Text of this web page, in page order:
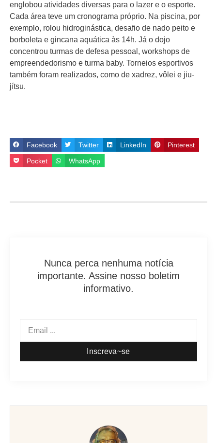
englobou atividades diversas para o lazer e o esporte.
Cada área teve um cronograma próprio. Na piscina, por
exemplo, rolou hidroginástica, desafio de nado peito e
borboleta e gincana aquática às 14h. Já o dojo
concentrou turmas de defesa pessoal, workshops de
empreendedorismo e turma baby. Torneios esportivos
também foram realizados, como de xadrez, vôlei e jiu-
jítsu.
Facebook Twitter LinkedIn Pinterest
Pocket WhatsApp
Nunca perca nenhuma notícia
importante. Assine nosso boletim
informativo.
Inscreva~se